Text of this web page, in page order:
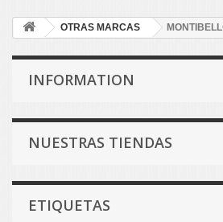
OTRAS MARCAS
INFORMATION
NUESTRAS TIENDAS
ETIQUETAS